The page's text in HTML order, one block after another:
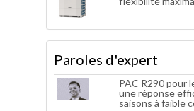
Paroles d'expert
PAC R290 pour
une réponse
saisons à faible